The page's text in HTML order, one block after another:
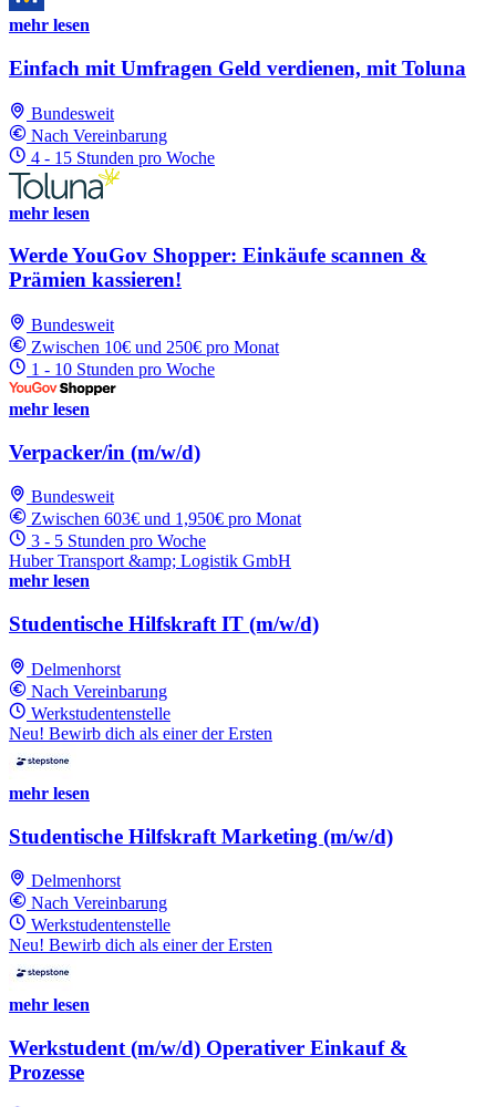
mehr lesen
Einfach mit Umfragen Geld verdienen, mit Toluna
Bundesweit
Nach Vereinbarung
4 - 15 Stunden pro Woche
mehr lesen
Werde YouGov Shopper: Einkäufe scannen &
Prämien kassieren!
Bundesweit
Zwischen 10€ und 250€ pro Monat
1 - 10 Stunden pro Woche
mehr lesen
Verpacker/in (m/w/d)
Bundesweit
Zwischen 603€ und 1,950€ pro Monat
3 - 5 Stunden pro Woche
Huber Transport &amp; Logistik GmbH
mehr lesen
Studentische Hilfskraft IT (m/w/d)
Delmenhorst
Nach Vereinbarung
Werkstudentenstelle
Neu! Bewirb dich als einer der Ersten
mehr lesen
Studentische Hilfskraft Marketing (m/w/d)
Delmenhorst
Nach Vereinbarung
Werkstudentenstelle
Neu! Bewirb dich als einer der Ersten
mehr lesen
Werkstudent (m/w/d) Operativer Einkauf &
Prozesse